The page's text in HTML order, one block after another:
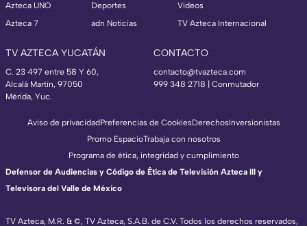
Azteca UNO
Azteca 7
Deportes
adn Noticias
Videos
TV Azteca Internacional
TV AZTECA YUCATÁN
C. 23 497 entre 58 Y 60,
Alcalá Martín, 97050
Mérida, Yuc.
CONTACTO
contacto@tvazteca.com
999 348 2718 | Conmutador
TV Azteca, M.R. & ©, TV Azteca, S.A.B. de C.V. Todos los derechos reservados,
Aviso de privacidadPreferencias de CookiesDerechosInversionistas
Promo EspacioTrabaja con nosotros
Programa de ética, integridad y cumplimiento
Defensor de Audiencias y Código de Ética de Televisión Azteca III y
Televisora del Valle de México